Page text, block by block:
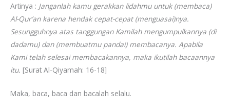
Artinya : Janganlah kamu gerakkan lidahmu untuk (membaca)
Al-Qur’an karena hendak cepat-cepat (menguasai)nya.
Sesungguhnya atas tanggungan Kamilah mengumpulkannya (di
dadamu) dan (membuatmu pandai) membacanya. Apabila
Kami telah selesai membacakannya, maka ikutilah bacaannya
itu. [Surat Al-Qiyamah: 16-18]
Maka, baca, baca dan bacalah selalu.